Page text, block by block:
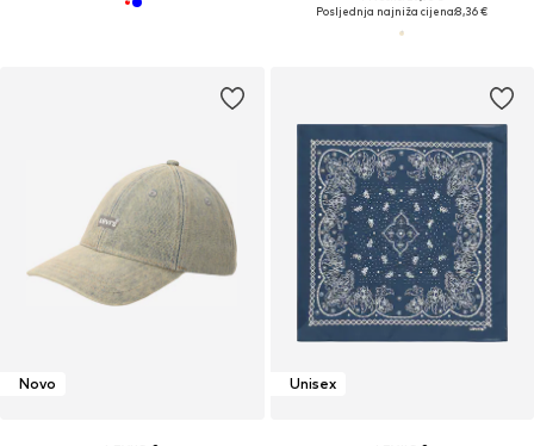
Posljednja najniža cijena:8,36 €
Novo Unisex